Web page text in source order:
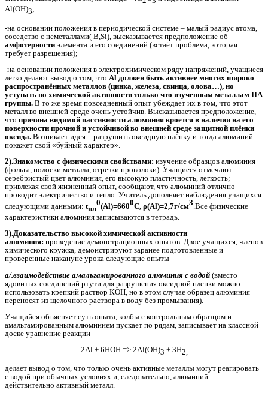
Al(OH)3;
-на основании положения в периодической системе – малый радиус атома,
соседство с неметаллами( В,Si), высказывается предположение об
амфотерности элемента и его соединений (встаёт проблема, которая
требует разрешения);
-на основании положения в электрохимическом ряду напряжений, учащиеся
легко делают вывод о том, что Al должен быть активнее многих широко
распространённых металлов (цинка, железа, свинца, олова…), но
уступать по химической активности только что изученным металлам IIA
группы. В то же время повседневный опыт убеждает их в том, что этот
металл во внешней среде очень устойчив. Высказывается предположение,
что причина видимой пассивности алюминия кроется в наличии на его
поверхности прочной и устойчивой во внешней среде защитной плёнки
оксида. Возникает идея – разрушить оксидную плёнку и тогда алюминий
покажет свой «буйный характер».
2).Знакомство с физическими свойствами: изучение образцов алюминия
(фольга, полоски металла, отрезки проволоки). Учащиеся отмечают
серебристый цвет алюминия, его высокую пластичность, легкость;
привлекая свой жизненный опыт, сообщают, что алюминий отлично
проводит электричество и тепло. Учитель дополняет наблюдения учащихся
следующими данными: tпл
0(Al)=6600C, ρ(Al)=2,7г/см3.Все физические
характеристики алюминия записываются в тетрадь.
3).Доказательство высокой химической активности
алюминия: проведение демонстрационных опытов. Двое учащихся, членов
химического кружка, демонстрируют заранее подготовленные и
проверенные накануне урока следующие опыты-
а/.взаимодействие амальгамированного алюминия с водой (вместо
ядовитых соединений ртути для разрушения оксидной пленки можно
использовать крепкий раствор КОН, но в этом случае образец алюминия
переносят из щелочного раствора в воду без промывания).
Учащийся объясняет суть опыта, колбы с контрольным образцом и
амальгамированным алюминием пускает по рядам, записывает на классной
доске уравнение реакции
2Al + 6HOH => 2Al(OH)3 + 3H2,
делает вывод о том, что только очень активные металлы могут реагировать
с водой при обычных условиях и, следовательно, алюминий -
действительно активный металл.